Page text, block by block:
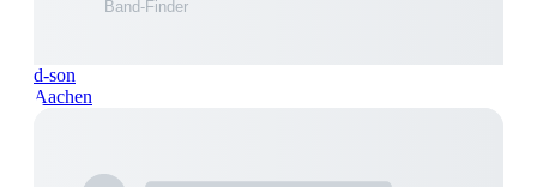
d-son
Aachen